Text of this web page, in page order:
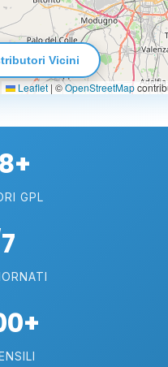
Leaflet |©OpenStreetMap
Vicini
GPL